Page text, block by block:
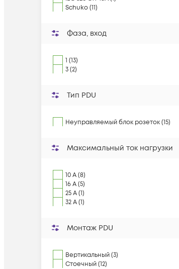
Schuko (11)
Фаза, вход
1 (13)
3 (2)
Тип PDU
Неуправляемый блок розеток (15)
Максимальный ток нагрузки
10 A (8)
16 A (5)
25 A (1)
32 A (1)
Монтаж PDU
Вертикальный (3)
Стоечный (12)